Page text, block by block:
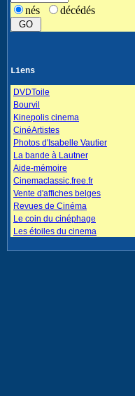
nés décédés
Liens
DVDToile
Bourvil
Kinepolis cinema
CinéArtistes
Photos d'Isabelle Vautier
La bande à Lautner
Aide-mémoire
Cinemaclassic.free.fr
Vente d'affiches belges
Revues de Cinéma
Le coin du cinéphage
Les étoiles du cinema